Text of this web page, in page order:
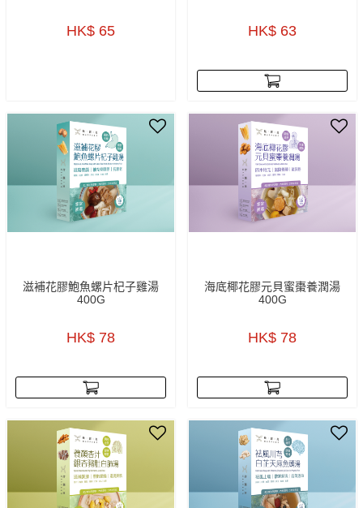
HK$ 65 HK$ 63
滋補花膠鮑魚螺片杞子雞湯
400G
HK$ 78
海底椰花膠元貝蜜棗養潤湯
400G
HK$ 78